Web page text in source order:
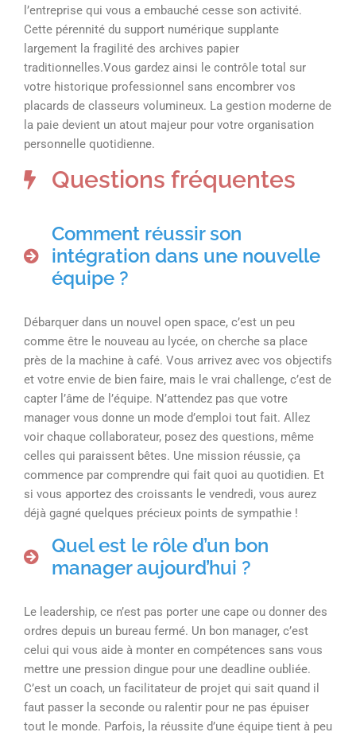
l’entreprise qui vous a embauché cesse son activité.
Cette pérennité du support numérique supplante
largement la fragilité des archives papier
traditionnelles.Vous gardez ainsi le contrôle total sur
votre historique professionnel sans encombrer vos
placards de classeurs volumineux. La gestion moderne de
la paie devient un atout majeur pour votre organisation
personnelle quotidienne.
Questions fréquentes
Comment réussir son
intégration dans une nouvelle
équipe ?
Débarquer dans un nouvel open space, c’est un peu
comme être le nouveau au lycée, on cherche sa place
près de la machine à café. Vous arrivez avec vos objectifs
et votre envie de bien faire, mais le vrai challenge, c’est de
capter l’âme de l’équipe. N’attendez pas que votre
manager vous donne un mode d’emploi tout fait. Allez
voir chaque collaborateur, posez des questions, même
celles qui paraissent bêtes. Une mission réussie, ça
commence par comprendre qui fait quoi au quotidien. Et
si vous apportez des croissants le vendredi, vous aurez
déjà gagné quelques précieux points de sympathie !
Quel est le rôle d’un bon
manager aujourd’hui ?
Le leadership, ce n’est pas porter une cape ou donner des
ordres depuis un bureau fermé. Un bon manager, c’est
celui qui vous aide à monter en compétences sans vous
mettre une pression dingue pour une deadline oubliée.
C’est un coach, un facilitateur de projet qui sait quand il
faut passer la seconde ou ralentir pour ne pas épuiser
tout le monde. Parfois, la réussite d’une équipe tient à peu